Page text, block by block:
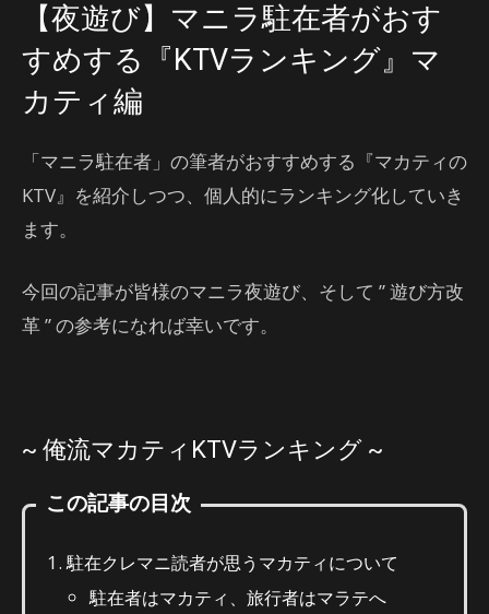
【夜遊び】マニラ駐在者がおす
すめする『KTVランキング』マ
カティ編
「マニラ駐在者」の筆者がおすすめする『マカティの
KTV』を紹介しつつ、個人的にランキング化していき
ます。
今回の記事が皆様のマニラ夜遊び、そして ” 遊び方改
革 ” の参考になれば幸いです。
~ 俺流マカティKTVランキング ~
この記事の目次
駐在クレマニ読者が思うマカティについて
駐在者はマカティ、旅行者はマラテへ